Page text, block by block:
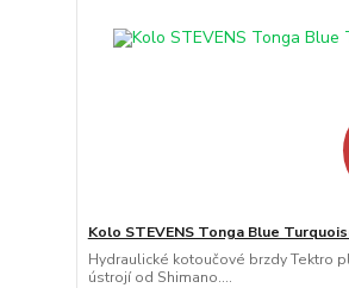
Kolo STEVENS Tonga Blue
Hydraulické kotoučové brzdy Tektro
ústrojí od Shimano....